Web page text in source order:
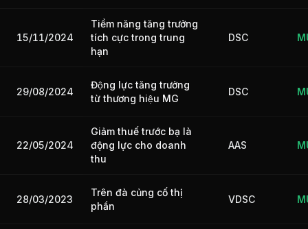
15/11/2024
Tiềm năng tăng trưởng
tích cực trong trung
hạn
DSC
29/08/2024
Động lực tăng trưởng
từ thương hiệu MG
DSC
22/05/2024
Giảm thuế trước bạ là
động lực cho doanh
thu
AAS
28/03/2023
Trên đà củng cố thị
phần
VDSC